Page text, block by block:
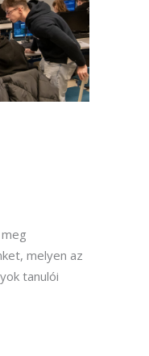
melyen az
tanulói